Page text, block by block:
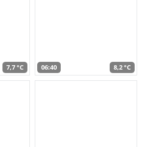
7,7 °C 06:40 8,2 °C